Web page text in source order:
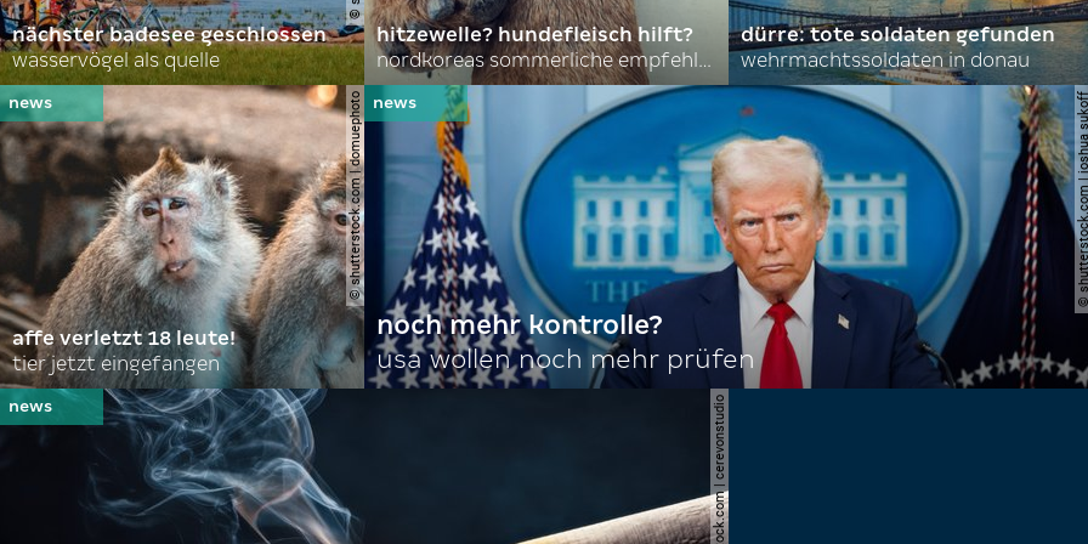
nächster badesee geschlossen
wasservögel als quelle
hitzewelle? hundefleisch hilft?
nordkoreas sommerliche empfehlungen
dürre: tote soldaten gefunden
wehrmachtssoldaten in donau
© shutterstock.com | domuephoto
affe verletzt 18 leute!
tier jetzt eingefangen
©
noch mehr kontrolle?
usa wollen noch mehr prüfen